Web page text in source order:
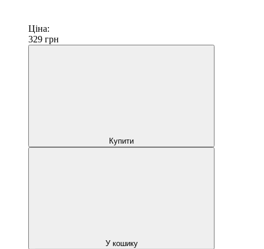
Ціна:
329 грн
Купити
У кошику